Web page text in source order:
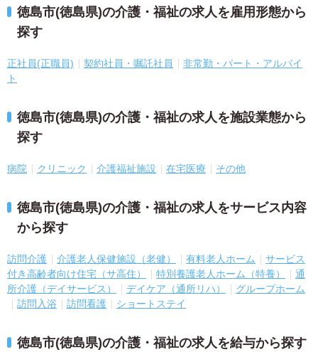
徳島市(徳島県)の介護・福祉の求人を雇用形態から
探す
正社員(正職員) 契約社員・嘱託社員
非常勤・パート・アルバイ
ト
徳島市(徳島県)の介護・福祉の求人を施設業態から
探す
病院 クリニック 介護福祉施設 在宅医療 その他
徳島市(徳島県)の介護・福祉の求人をサービス内容
から探す
訪問介護 介護老人保健施設（老健） 有料老人ホーム
サービス
付き高齢者向け住宅（サ高住）
特別養護老人ホーム（特養）
通
所介護（デイサービス）
デイケア（通所リハ）
グループホーム
訪問入浴
訪問看護 ショートステイ
徳島市(徳島県)の介護・福祉の求人を給与から探す